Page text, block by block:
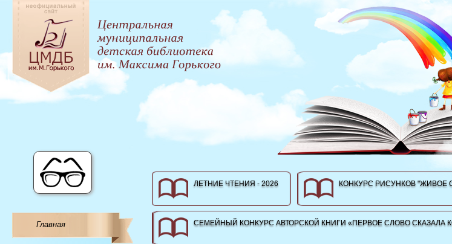
Главная
ЛЕТНИЕ ЧТЕНИЯ - 2026 КОНКУРС РИСУНКОВ "ЖИВОЕ
СЕМЕЙНЫЙ КОНКУРС АВТОРСКОЙ КНИГИ «ПЕРВОЕ СЛОВО СКАЗАЛА